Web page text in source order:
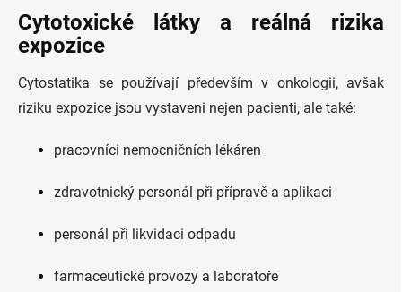
Cytotoxické látky a reálná rizika
expozice
Cytostatika se používají především v onkologii, avšak
riziku expozice jsou vystaveni nejen pacienti, ale také:
pracovníci nemocničních lékáren
zdravotnický personál při přípravě a aplikaci
personál při likvidaci odpadu
farmaceutické provozy a laboratoře